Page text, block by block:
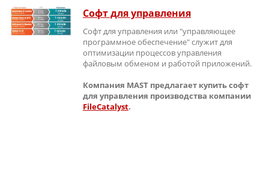
Софт для управления
Софт для управления или "управляющее
программное обеспечение" служит для
оптимизации процессов управления
файловым обменом и работой приложений.
Компания MAST предлагает купить софт
для управления производства компании
FileCatalyst.